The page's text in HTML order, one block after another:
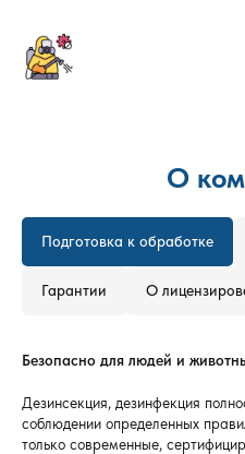
О
Подготовка к обработке
Гарантии О
Безопасно для людей и
Дезинсекция, дезинфекция
соблюдении определенных
только современные,